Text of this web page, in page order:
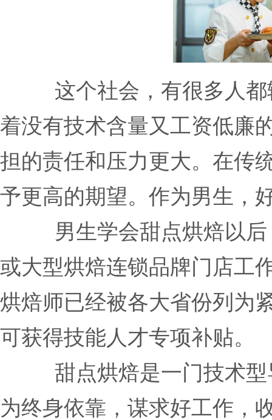
这个社会，有很多人
着没有技术含量又工资低廉
担的责任和压力更大。在传
予更高的期望。作为男生，
男生学会甜点烘焙以
或大型烘焙连锁品牌门店工
烘焙师已经被各大省份列为
可获得技能人才专项补贴。
甜点烘焙是一门技术
为终身依靠，谋求好工作，